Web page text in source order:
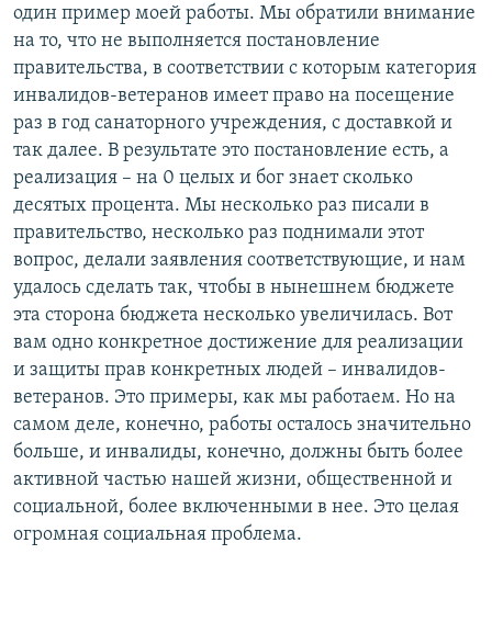
один пример моей работы. Мы обратили внимание
на то, что не выполняется постановление
правительства, в соответствии с которым категория
инвалидов-ветеранов имеет право на посещение
раз в год санаторного учреждения, с доставкой и
так далее. В результате это постановление есть, а
реализация – на 0 целых и бог знает сколько
десятых процента. Мы несколько раз писали в
правительство, несколько раз поднимали этот
вопрос, делали заявления соответствующие, и нам
удалось сделать так, чтобы в нынешнем бюджете
эта сторона бюджета несколько увеличилась. Вот
вам одно конкретное достижение для реализации
и защиты прав конкретных людей – инвалидов-
ветеранов. Это примеры, как мы работаем. Но на
самом деле, конечно, работы осталось значительно
больше, и инвалиды, конечно, должны быть более
активной частью нашей жизни, общественной и
социальной, более включенными в нее. Это целая
огромная социальная проблема.